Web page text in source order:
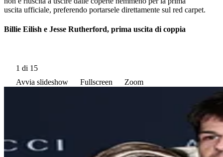
uscita ufficiale, preferendo portarsele direttamente sul red carpet.
Billie Eilish e Jesse Rutherford, prima uscita di coppia
1 di 15
Avvia slideshow
Fullscreen Zoom